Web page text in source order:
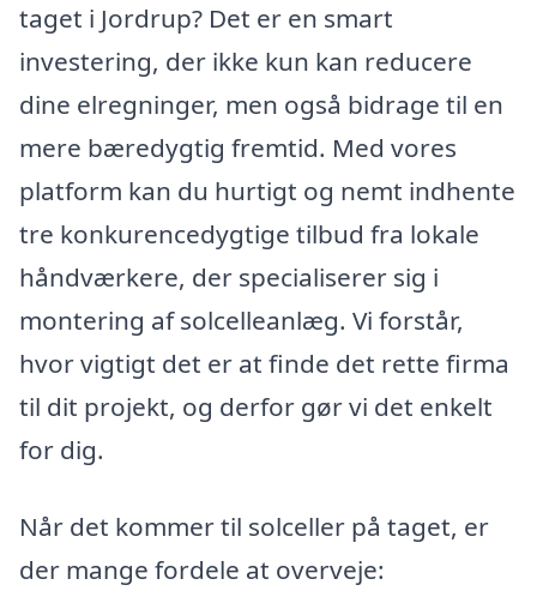
taget i Jordrup? Det er en smart
investering, der ikke kun kan reducere
dine elregninger, men også bidrage til en
mere bæredygtig fremtid. Med vores
platform kan du hurtigt og nemt indhente
tre konkurencedygtige tilbud fra lokale
håndværkere, der specialiserer sig i
montering af solcelleanlæg. Vi forstår,
hvor vigtigt det er at finde det rette firma
til dit projekt, og derfor gør vi det enkelt
for dig.
Når det kommer til solceller på taget, er
der mange fordele at overveje: